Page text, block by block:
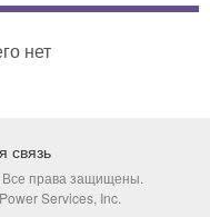
нет
связь
Все права защищены.
Services, Inc.